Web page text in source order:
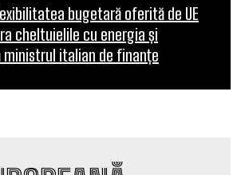
bugetară oferită de UE
cheltuielile cu energia și
ministrul italian de finanțe